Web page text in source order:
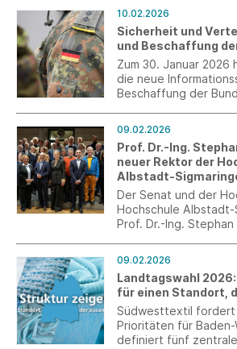
10.02.2026
Sicherheit und
und Beschaffung
Zum 30. Januar 2026
die neue
Beschaffung der
Unternehmen, die
Bundeswehr werden
09.02.2026
Prof. Dr.-Ing.
neuer Rektor der
Albstadt-
Der Senat und der
Hochschule Albstadt-
Prof. Dr.-Ing. Stephan
09.02.2026
Landtagswahl
für einen Standort,
Südwesttextil fordert
Prioritäten für
definiert fünf